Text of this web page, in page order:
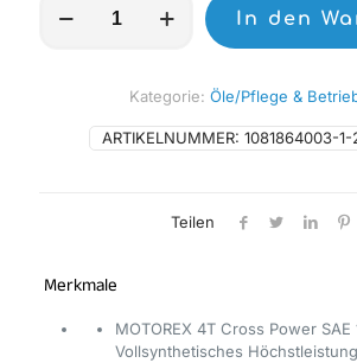
15W50
In den
ARTIKELNUMMER: 1081864003-1-
Kategorie: Öle/Pflege &
Teilen
Merkmale
MOTOREX 4T Cross Power
Vollsynthetisches